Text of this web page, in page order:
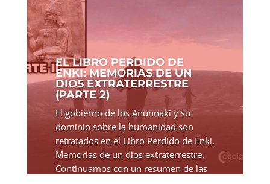
EL LIBRO PERDIDO DE
ENKI: MEMORIAS DE UN
DIOS EXTRATERRESTRE
(PARTE 2)
El gobierno de los Anunnaki y su
dominio sobre la humanidad son
retratados en el Libro Perdido de Enki,
Memorias de un dios extraterrestre.
Continuamos con un resumen de las